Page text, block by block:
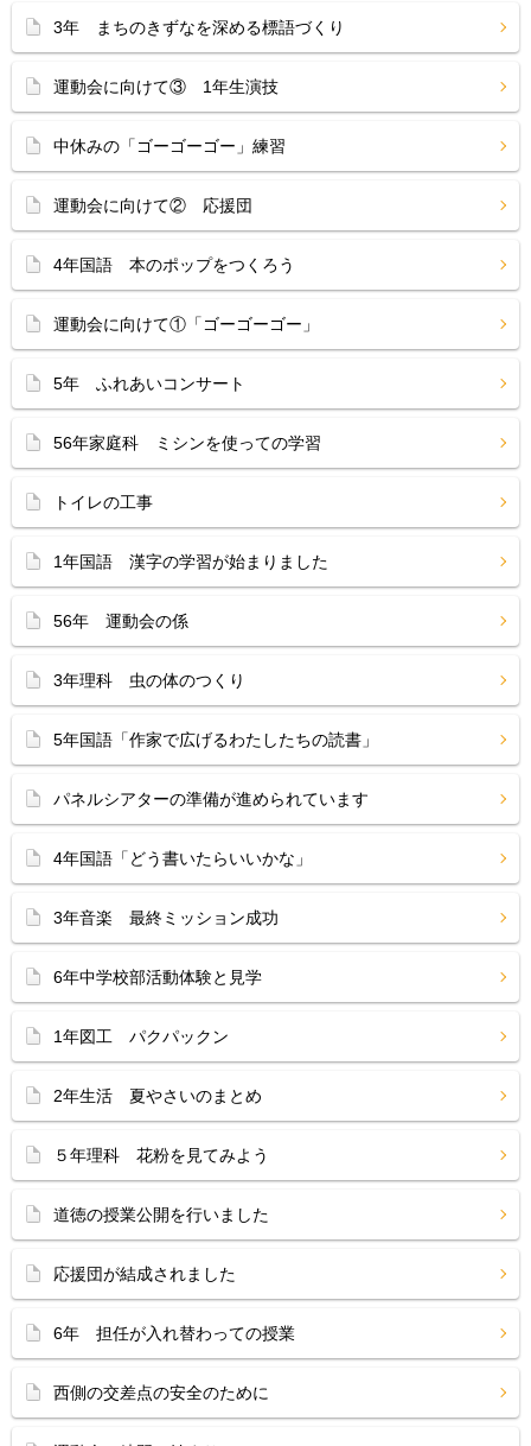
3年 まちのきずなを深める標語づくり
運動会に向けて③ 1年生演技
中休みの「ゴーゴーゴー」練習
運動会に向けて② 応援団
4年国語 本のポップをつくろう
運動会に向けて①「ゴーゴーゴー」
5年 ふれあいコンサート
56年家庭科 ミシンを使っての学習
トイレの工事
1年国語 漢字の学習が始まりました
56年 運動会の係
3年理科 虫の体のつくり
5年国語「作家で広げるわたしたちの読書」
パネルシアターの準備が進められています
4年国語「どう書いたらいいかな」
3年音楽 最終ミッション成功
6年中学校部活動体験と見学
1年図工 パクパックン
2年生活 夏やさいのまとめ
５年理科 花粉を見てみよう
道徳の授業公開を行いました
応援団が結成されました
6年 担任が入れ替わっての授業
西側の交差点の安全のために